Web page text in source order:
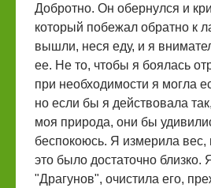
Добротно. Он обернулся и
который побежал обратно к
вышли, неся еду, и я
ее. Не то, чтобы я боялась
при необходимости я могла
но если бы я действовала
моя природа, они бы
беспокоюсь. Я измерила
это было достаточно близко.
"Драгунов", очистила его,